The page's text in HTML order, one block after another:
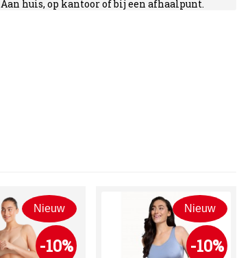
Aan huis, op kantoor of bij een afhaalpunt.
Nieuw
-10%
Nieuw
-10%